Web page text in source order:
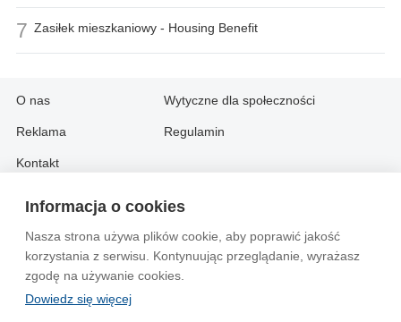
Informacja o cookies
Nasza strona używa plików cookie, aby poprawić jakość
korzystania z serwisu. Kontynuując przeglądanie, wyrażasz
zgodę na używanie cookies.
Dowiedz się więcej
7 Zasiłek mieszkaniowy - Housing Benefit
O nas
Reklama
Kontakt
Wytyczne dla społeczności
Regulamin
Information in English:
About
Advertise
Contact